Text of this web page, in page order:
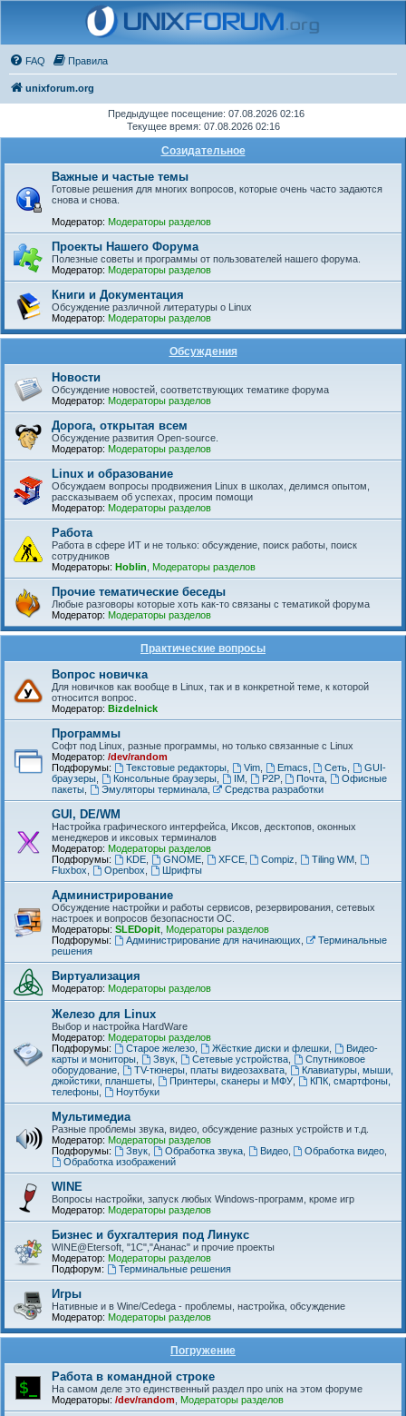
FAQ Правила
unixforum.org
Предыдущее посещение: 07.08.2026 02:16
Текущее время: 07.08.2026 02:16
Созидательное
Важные и частые темы
Готовые решения для многих вопросов, которые очень часто задаются
снова и снова.
Модератор: Модераторы разделов
Проекты Нашего Форума
Полезные советы и программы от пользователей нашего форума.
Модератор: Модераторы разделов
Книги и Документация
Обсуждение различной литературы о Linux
Модератор: Модераторы разделов
Обсуждения
Новости
Обсуждение новостей, соответствующих тематике форума
Модератор: Модераторы разделов
Дорога, открытая всем
Обсуждение развития Open-source.
Модератор: Модераторы разделов
Linux и образование
Обсуждаем вопросы продвижения Linux в школах, делимся опытом,
рассказываем об успехах, просим помощи
Модератор: Модераторы разделов
Работа
Работа в сфере ИТ и не только: обсуждение, поиск работы, поиск
сотрудников
Модераторы: Hoblin Модераторы разделов
Прочие тематические беседы
Любые разговоры которые хоть как-то связаны с тематикой форума
Модератор: Модераторы разделов
Практические вопросы
Вопрос новичка
Для новичков как вообще в Linux, так и в конкретной теме, к которой
относится вопрос.
Модератор: Bizdelnick
Программы
Софт под Linux, разные программы, но только связанные с Linux
Модератор: /dev/random
Подфорумы:
Текстовые редакторы, Vim, Emacs Сеть
GUI-
браузеры
Консольные браузеры, IM, P2P, Почта
Офисные
пакеты
Эмуляторы терминала, Средства разработки
GUI, DE/WM
Настройка графического интерфейса, Иксов, десктопов, оконных
менеджеров и иксовых терминалов
Модератор: Модераторы разделов
Подфорумы:
KDE, GNOME, XFCE, Compiz Tiling WM
Fluxbox
Openbox Шрифты
Администрирование
Обсуждение настройки и работы сервисов, резервирования, сетевых
настроек и вопросов безопасности ОС.
Модераторы: SLEDopit Модераторы разделов
Подфорумы:
Администрирование для начинающих
Терминальные
решения
Виртуализация
Модератор: Модераторы разделов
Железо для Linux
Выбор и настройка HardWare
Модератор: Модераторы разделов
Подфорумы:
Старое железо, Жёсткие диски и флешки,
Видео-
карты и мониторы
Звук, Сетевые устройства,
Спутниковое
оборудование
TV-тюнеры, платы видеозахвата,
Клавиатуры, мыши,
джойстики, планшеты
Принтеры, сканеры и МФУ,
КПК, смартфоны,
телефоны
Ноутбуки
Мультимедиа
Разные проблемы звука, видео, обсуждение разных устройств и т.д.
Модератор: Модераторы разделов
Подфорумы:
Звук, Обработка звука, Видео, Обработка видео
Обработка изображений
WINE
Вопросы настройки, запуск любых Windows-программ, кроме игр
Модератор: Модераторы разделов
Бизнес и бухгалтерия под Линукс
WINE@Etersoft, "1С","Ананас" и прочие проекты
Модератор: Модераторы разделов
Подфорум:
Терминальные решения
Игры
Нативные и в Wine/Cedega - проблемы, настройка, обсуждение
Модератор: Модераторы разделов
Погружение
Работа в командной строке
На самом деле это единственный раздел про unix на этом форуме
Модераторы: /dev/random Модераторы разделов